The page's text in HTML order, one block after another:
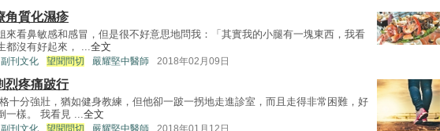
角質化濕疹
來看鼻敏感和感冒，但是很不好意思地問我：「其實我的小腿有一塊東西，我看
都沒有好起來， ...全文
副刊文化 望聞問切 嚴耀堅中醫師 2018年02月09日
烈疼痛跛行
十分強壯，猶如健身教練，但他卻一跛一拐地走進診室，而且走得非常困難，好
一樣。 我看見 ...全文
副刊文化 望聞問切 嚴耀堅中醫師 2018年01月12日